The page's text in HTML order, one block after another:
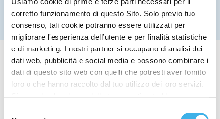
corretto funzionamento di questo Sito. Solo previo tuo
consenso, tali cookie potranno essere utilizzati per
migliorare l'esperienza dell’utente e per finalità statistiche
e di marketing. I nostri partner si occupano di analisi dei
dati web, pubblicità e social media e possono combinare i
dati di questo sito web con quelli che potresti aver fornito
loro o che hanno raccolto dal tuo utilizzo dei loro servizi.